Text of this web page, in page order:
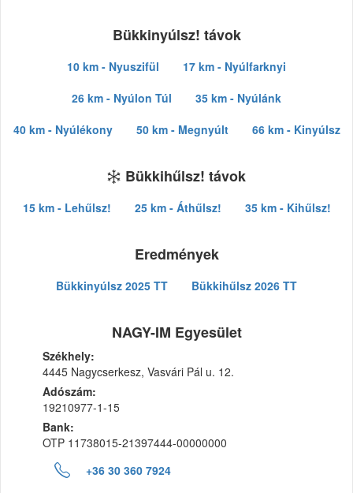
Bükkinyúlsz! távok
10 km - Nyuszifül
17 km - Nyúlfarknyi
26 km - Nyúlon Túl
35 km - Nyúlánk
40 km - Nyúlékony
50 km - Megnyúlt 66 km - Kinyúlsz
Bükkihűlsz! távok
15 km - Lehűlsz! 25 km - Áthűlsz! 35 km - Kihűlsz!
Eredmények
Bükkinyúlsz 2025 TT Bükkihűlsz 2026 TT
NAGY-IM Egyesület
Székhely:
4445 Nagycserkesz, Vasvári Pál u. 12.
Adószám:
19210977-1-15
Bank:
OTP 11738015-21397444-00000000
+36 30 360 7924